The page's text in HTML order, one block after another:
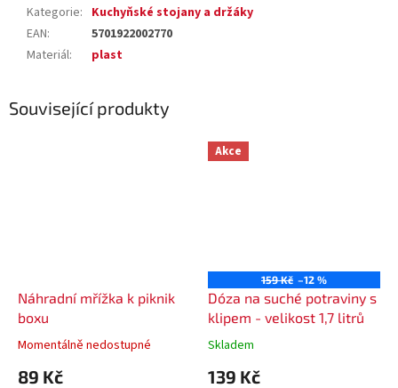
Kategorie: Kuchyňské stojany a držáky
EAN:
5701922002770
Materiál: plast
Související produkty
Náhradní mřížka k piknik
boxu
Momentálně nedostupné
89 Kč
Akce
159 Kč –12 %
Dóza na suché potraviny s
klipem - velikost 1,7 litrů
Skladem
139 Kč